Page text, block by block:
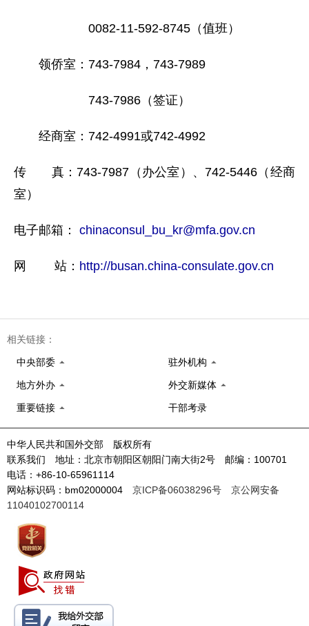
0082-11-592-8745（值班）
领侨室：743-7984，743-7989
743-7986（签证）
经商室：742-4991或742-4992
传 真：743-7987（办公室）、742-5446（经商
室）
电子邮箱： chinaconsul_bu_kr@mfa.gov.cn
网 站： http://busan.china-consulate.gov.cn
相关链接：
中央部委 驻外机构
地方外办 外交新媒体
重要链接 干部考录
中华人民共和国外交部 版权所有
联系我们 地址：北京市朝阳区朝阳门南大街2号 邮编：100701
电话：+86-10-65961114
网站标识码：bm02000004 京ICP备06038296号
京公网安备
11040102700114